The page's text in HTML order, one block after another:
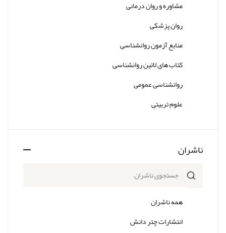
مشاوره و روان درمانی
روان پزشکی
منابع آزمون روانشناسی
کتاب های لاتین روانشناسی
روانشناسی عمومی
علوم تربیتی
ناشران
همه ناشران
انتشارات چتر دانش